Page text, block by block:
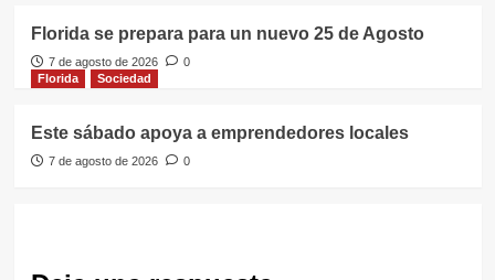
Florida se prepara para un nuevo 25 de Agosto
7 de agosto de 2026
0
Florida
Sociedad
Este sábado apoya a emprendedores locales
7 de agosto de 2026 0